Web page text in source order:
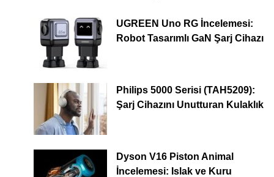
UGREEN Uno RG İncelemesi:
Robot Tasarımlı GaN Şarj Cihazı
Philips 5000 Serisi (TAH5209):
Şarj Cihazını Unutturan Kulaklık
Dyson V16 Piston Animal
İncelemesi: Islak ve Kuru